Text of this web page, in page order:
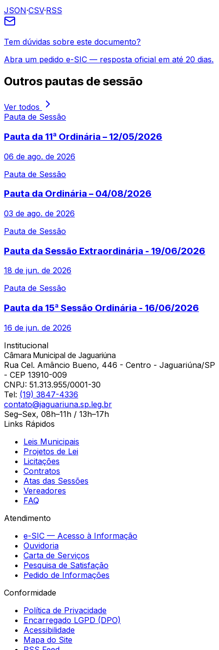
JSON·CSV·RSS
Tem dúvidas sobre este documento?
Abra um pedido e-SIC — resposta oficial em até 20 dias.
Outros pautas de sessão
Ver todos
Pauta de Sessão
Pauta da 11ª Ordinária – 12/05/2026
06 de ago. de 2026
Pauta de Sessão
Pauta da Ordinária – 04/08/2026
03 de ago. de 2026
Pauta de Sessão
Pauta da Sessão Extraordinária - 19/06/2026
18 de jun. de 2026
Pauta de Sessão
Pauta da 15ª Sessão Ordinária - 16/06/2026
16 de jun. de 2026
Institucional
Câmara Municipal de Jaguariúna
Rua Cel. Amâncio Bueno, 446 - Centro - Jaguariúna/SP
- CEP 13910-009
CNPJ: 51.313.955/0001-30
Tel: (19) 3847-4336
contato@jaguariuna.sp.leg.br
Seg–Sex, 08h–11h / 13h–17h
Links Rápidos
Leis Municipais
Projetos de Lei
Licitações
Contratos
Atas das Sessões
Vereadores
FAQ
Atendimento
e-SIC — Acesso à Informação
Ouvidoria
Carta de Serviços
Pesquisa de Satisfação
Pedido de Informações
Conformidade
Política de Privacidade
Encarregado LGPD (DPO)
Acessibilidade
Mapa do Site